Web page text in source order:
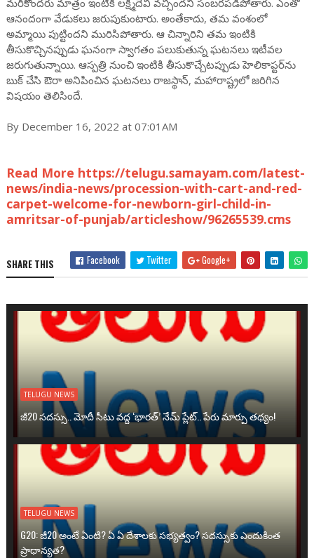
మరికొందరు మాత్రం ఇంటికి లక్ష్మీదేవి వచ్చిందని సంబరపడిపోతారు. ఎంతో
ఆనందంగా వేడుకలు జరుపుకుంటారు. అంతేకాదు, తమ వంశంలో
అమ్మాయి పుట్టిందని మురిసిపోతారు. ఆ చిన్నారిని తమ ఇంటికి
తీసుకొచ్చినప్పుడు ఘనంగా స్వాగతం పలుకుతున్న ఘటనలు ఇటీవల
జరుగుతున్నాయి. ఆస్పత్రి నుంచి ఇంటికి తీసుకొచ్చేటప్పుడు హెలికాప్టర్‌ను
బుక్ చేసి ఔరా అనిపించిన ఘటనలు రాజస్థాన్, మహారాష్ట్రలో జరిగిన
విషయం తెలిసిందే.
By December 16, 2022 at 07:01AM
Read More https://telugu.samayam.com/latest-
news/india-news/procession-with-cart-and-red-
carpet-welcome-for-newborn-girl-child-in-
amritsar-of-punjab/articleshow/96265539.cms
SHARE THIS Facebook Twitter Google+
TELUGU NEWS
జీ20 సదస్సు.. మోదీ సీటు వద్ద ‘భారత్’ నేమ్ ప్లేట్‌.. పేరు మార్పు తథ్యం!
TELUGU NEWS
G20: జీ20 అంటే ఏంటి? ఏ ఏ దేశాలకు సభ్యత్వం? సదస్సుకు ఎందుకింత
ప్రాధాన్యత?